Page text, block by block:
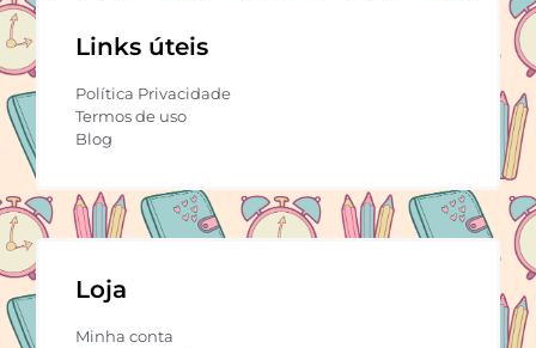
Links úteis
Política Privacidade
Termos de uso
Blog
Loja
Minha conta